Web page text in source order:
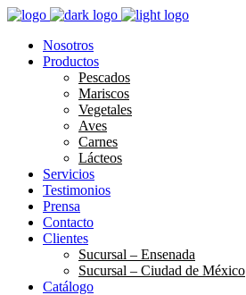
Nosotros
Productos
Pescados
Mariscos
Vegetales
Aves
Carnes
Lácteos
Servicios
Testimonios
Prensa
Contacto
Clientes
Sucursal – Ensenada
Sucursal – Ciudad de México
Catálogo